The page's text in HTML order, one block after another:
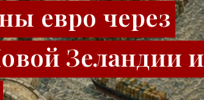
евро через
Зеландии и